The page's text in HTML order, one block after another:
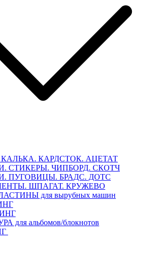
КАРДСТОК. АЦЕТАТ
СТИКЕРЫ. ЧИПБОРД. СКОТЧ
ПУГОВИЦЫ. БРАДС. ДОТС
ШПАГАТ. КРУЖЕВО
для вырубных машин
для альбомов/блокнотов